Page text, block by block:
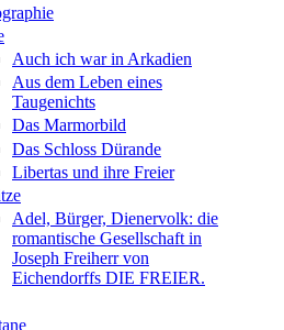
Auch ich war in Arkadien
Aus dem Leben eines
Taugenichts
Das Marmorbild
Das Schloss Dürande
Libertas und ihre Freier
Adel, Bürger, Dienervolk: die
romantische Gesellschaft in
Joseph Freiherr von
Eichendorffs DIE FREIER.